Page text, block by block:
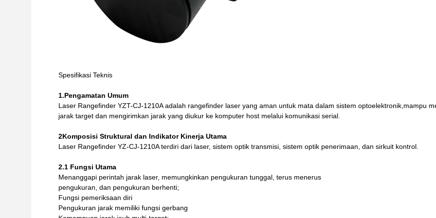
Spesifikasi Teknis
1.Pengamatan Umum
Laser Rangefinder YZT-CJ-1210A adalah rangefinder laser yang aman untuk mata dalam sistem optoelektronik,mampu
jarak target dan mengirimkan jarak yang diukur ke komputer host melalui komunikasi serial.
2Komposisi Struktural dan Indikator Kinerja Utama
Laser Rangefinder YZ-CJ-1210A terdiri dari laser, sistem optik transmisi, sistem optik penerimaan, dan sirkuit kontrol.
2.1 Fungsi Utama
Menanggapi perintah jarak laser, memungkinkan pengukuran tunggal, terus menerus
pengukuran, dan pengukuran berhenti;
Fungsi pemeriksaan diri
Pengukuran jarak memiliki fungsi gerbang